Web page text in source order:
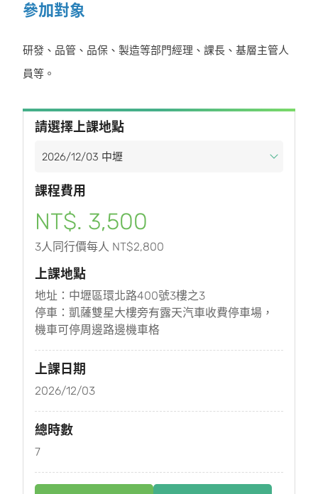
參加對象
研發、品管、品保、製造等部門經理、課長、基層主管人
員等。
請選擇上課地點
課程費用
NT$. 3,500
3人同行價每人 NT$2,800
上課地點
地址：中壢區環北路400號3樓之3
停車：凱薩雙星大樓旁有露天汽車收費停車場，
機車可停周邊路邊機車格
上課日期
2026/12/03
總時數
7